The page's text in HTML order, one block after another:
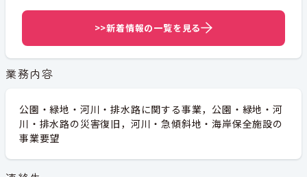
>>新着情報の一覧を見る
業務内容
公園・緑地・河川・排水路に関する事業，公園・緑地・河
川・排水路の災害復旧，河川・急傾斜地・海岸保全施設の
事業要望